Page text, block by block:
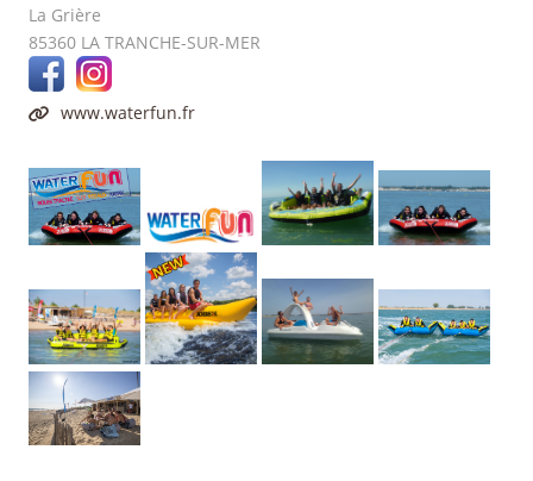
La Grière
85360 LA TRANCHE-SUR-MER
www.waterfun.fr